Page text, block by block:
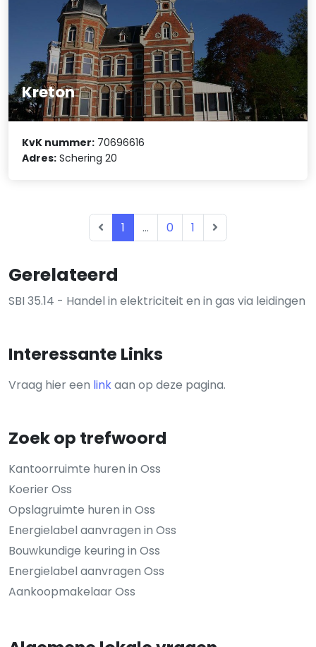
Gerelateerd
SBI 35.14 - Handel in elektriciteit en in gas via leidingen
Interessante Links
Vraag hier een linkaan op deze pagina.
Zoek op trefwoord
Kantoorruimte huren in Oss
Koerier Oss
Opslagruimte huren in Oss
Energielabel aanvragen in Oss
Bouwkundige keuring in Oss
Energielabel aanvragen Oss
Aankoopmakelaar Oss
Kreton
KvK nummer: 70696616
Adres: Schering 20
1 ... 0 1